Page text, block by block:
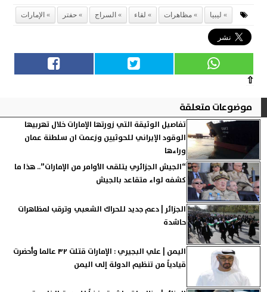
ليبيا مظاهرات لقاء السراج حفتر الإمارات
⇧
موضوعات متعلقة
تفاصيل الوثيقة التي زورتها الإمارات خلال تهربيها
الوقود الإيراني للحوثيين وزعمت ان سلطنة عمان
وراءها
“الجيش الجزائري يتلقى الأوامر من الإمارات”.. هذا ما
كشفه لواء متقاعد بالجيش
الجزائر | دعم جديد للحراك الشعبي وترقب لمظاهرات
حاشدة
اليمن | علي البجيري : الإمارات قتلت ٣٢ عالما وأحضرت
قيادياً من تنظيم الدولة إلى اليمن